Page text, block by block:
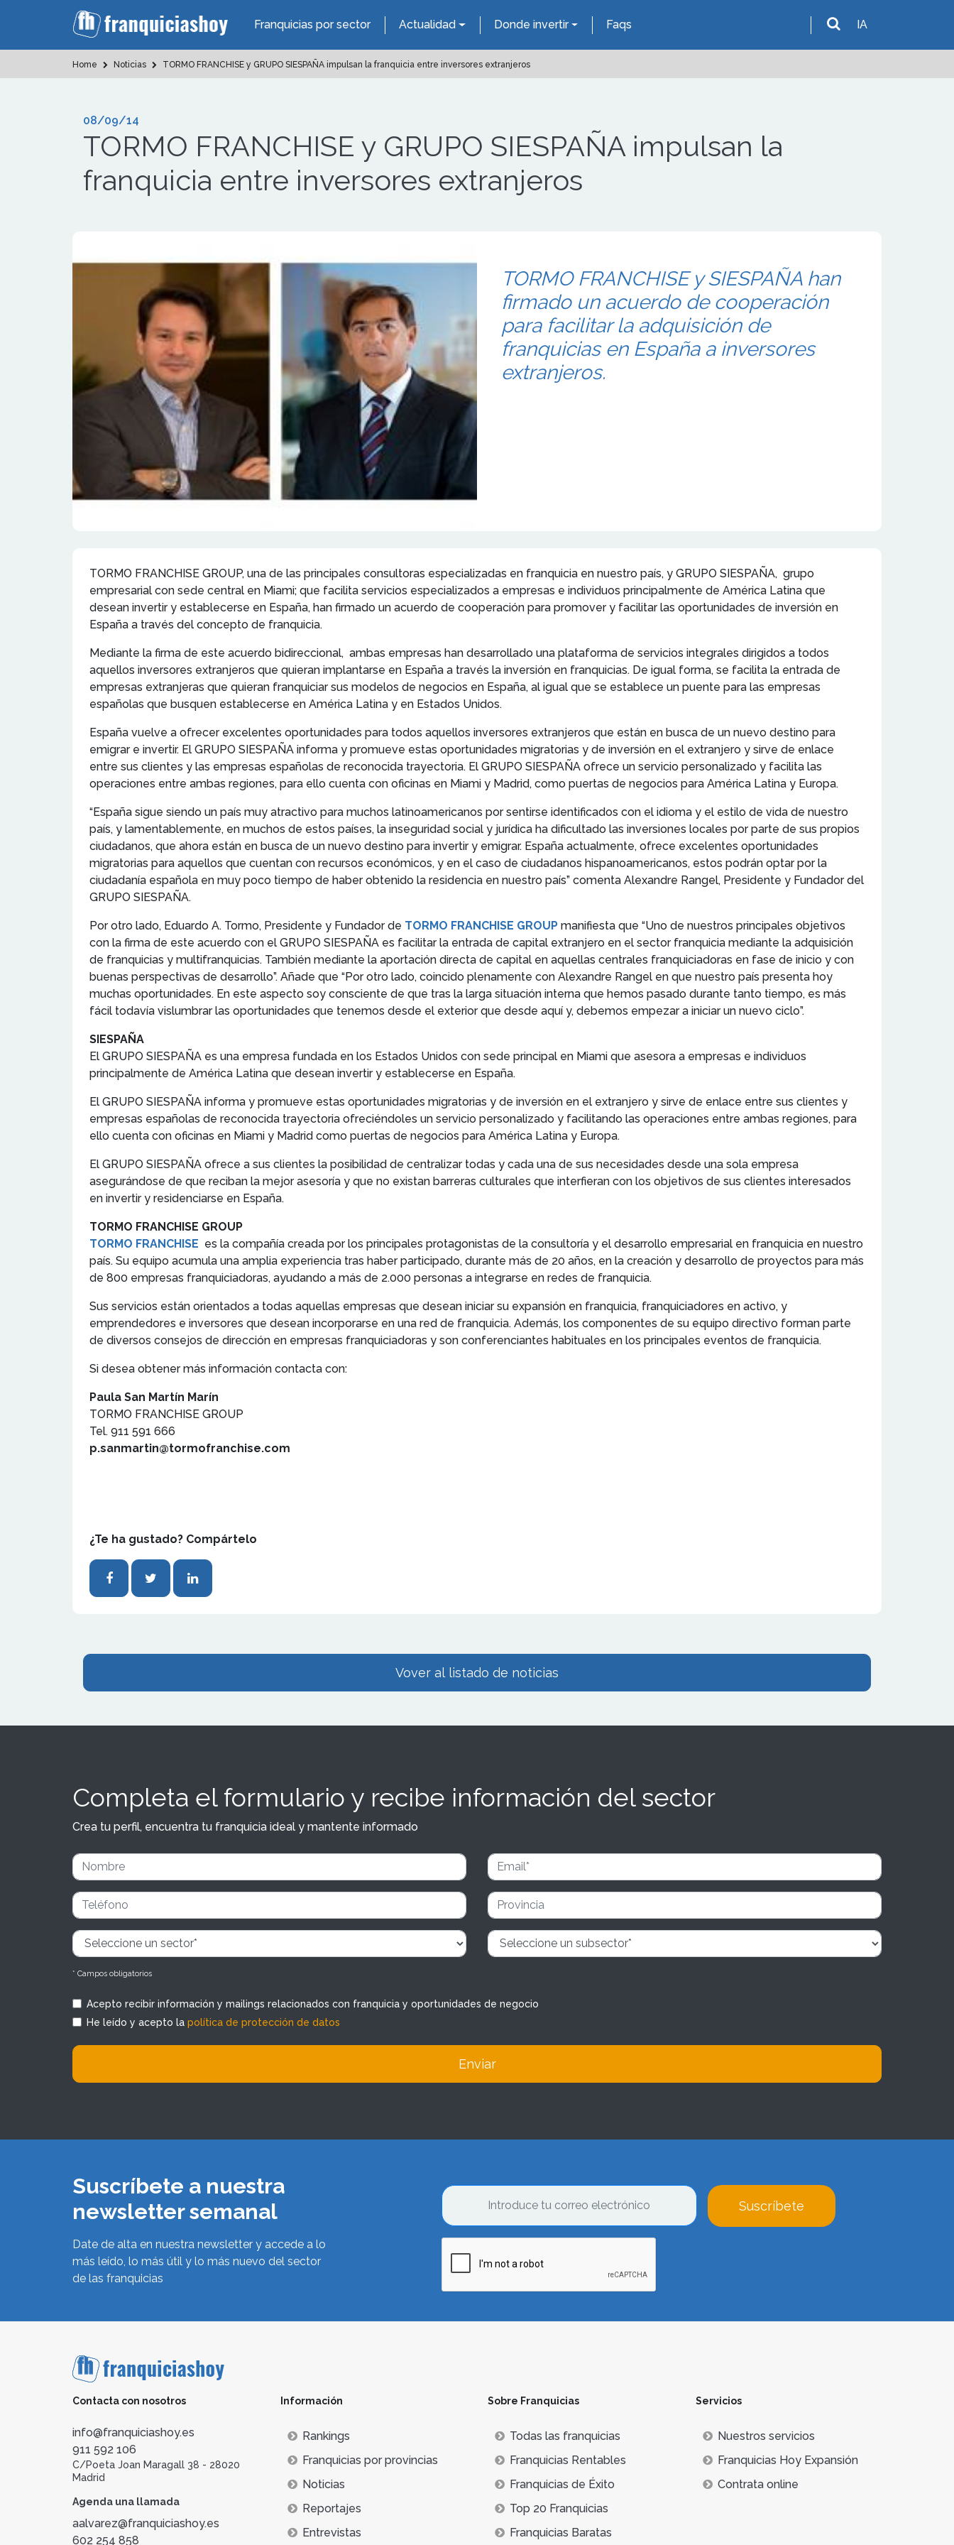
Franquicias por sector Actualidad Donde invertir Faqs IA
Home Noticias TORMO FRANCHISE y GRUPO SIESPAÑA impulsan la franquicia entre inversores extranjeros
08/09/14
TORMO FRANCHISE y GRUPO SIESPAÑA impulsan la
franquicia entre inversores extranjeros
TORMO FRANCHISE y SIESPAÑA han
firmado un acuerdo de cooperación
para facilitar la adquisición de
franquicias en España a inversores
extranjeros.
TORMO FRANCHISE GROUP, una de las principales consultoras especializadas en franquicia en nuestro país, y GRUPO SIESPAÑA, grupo
empresarial con sede central en Miami; que facilita servicios especializados a empresas e individuos principalmente de América Latina que
desean invertir y establecerse en España, han firmado un acuerdo de cooperación para promover y facilitar las oportunidades de inversión en
España a través del concepto de franquicia.
Mediante la firma de este acuerdo bidireccional, ambas empresas han desarrollado una plataforma de servicios integrales dirigidos a todos
aquellos inversores extranjeros que quieran implantarse en España a través la inversión en franquicias. De igual forma, se facilita la entrada de
empresas extranjeras que quieran franquiciar sus modelos de negocios en España, al igual que se establece un puente para las empresas
españolas que busquen establecerse en América Latina y en Estados Unidos.
España vuelve a ofrecer excelentes oportunidades para todos aquellos inversores extranjeros que están en busca de un nuevo destino para
emigrar e invertir. El GRUPO SIESPAÑA informa y promueve estas oportunidades migratorias y de inversión en el extranjero y sirve de enlace
entre sus clientes y las empresas españolas de reconocida trayectoria. El GRUPO SIESPAÑA ofrece un servicio personalizado y facilita las
operaciones entre ambas regiones, para ello cuenta con oficinas en Miami y Madrid, como puertas de negocios para América Latina y Europa.
“España sigue siendo un país muy atractivo para muchos latinoamericanos por sentirse identificados con el idioma y el estilo de vida de nuestro
país, y lamentablemente, en muchos de estos países, la inseguridad social y jurídica ha dificultado las inversiones locales por parte de sus propios
ciudadanos, que ahora están en busca de un nuevo destino para invertir y emigrar. España actualmente, ofrece excelentes oportunidades
migratorias para aquellos que cuentan con recursos económicos, y en el caso de ciudadanos hispanoamericanos, estos podrán optar por la
ciudadanía española en muy poco tiempo de haber obtenido la residencia en nuestro país” comenta Alexandre Rangel, Presidente y Fundador del
GRUPO SIESPAÑA.
Por otro lado, Eduardo A. Tormo, Presidente y Fundador de TORMO FRANCHISE GROUP manifiesta que “Uno de nuestros principales objetivos
con la firma de este acuerdo con el GRUPO SIESPAÑA es facilitar la entrada de capital extranjero en el sector franquicia mediante la adquisición
de franquicias y multifranquicias. También mediante la aportación directa de capital en aquellas centrales franquiciadoras en fase de inicio y con
buenas perspectivas de desarrollo”. Añade que “Por otro lado, coincido plenamente con Alexandre Rangel en que nuestro país presenta hoy
muchas oportunidades. En este aspecto soy consciente de que tras la larga situación interna que hemos pasado durante tanto tiempo, es más
fácil todavía vislumbrar las oportunidades que tenemos desde el exterior que desde aquí y, debemos empezar a iniciar un nuevo ciclo”.
SIESPAÑA
El GRUPO SIESPAÑA es una empresa fundada en los Estados Unidos con sede principal en Miami que asesora a empresas e individuos
principalmente de América Latina que desean invertir y establecerse en España.
El GRUPO SIESPAÑA informa y promueve estas oportunidades migratorias y de inversión en el extranjero y sirve de enlace entre sus clientes y
empresas españolas de reconocida trayectoria ofreciéndoles un servicio personalizado y facilitando las operaciones entre ambas regiones, para
ello cuenta con oficinas en Miami y Madrid como puertas de negocios para América Latina y Europa.
El GRUPO SIESPAÑA ofrece a sus clientes la posibilidad de centralizar todas y cada una de sus necesidades desde una sola empresa
asegurándose de que reciban la mejor asesoría y que no existan barreras culturales que interfieran con los objetivos de sus clientes interesados
en invertir y residenciarse en España.
TORMO FRANCHISE GROUP
TORMO FRANCHISE es la compañía creada por los principales protagonistas de la consultoría y el desarrollo empresarial en franquicia en nuestro
país. Su equipo acumula una amplia experiencia tras haber participado, durante más de 20 años, en la creación y desarrollo de proyectos para más
de 800 empresas franquiciadoras, ayudando a más de 2.000 personas a integrarse en redes de franquicia.
Sus servicios están orientados a todas aquellas empresas que desean iniciar su expansión en franquicia, franquiciadores en activo, y
emprendedores e inversores que desean incorporarse en una red de franquicia. Además, los componentes de su equipo directivo forman parte
de diversos consejos de dirección en empresas franquiciadoras y son conferenciantes habituales en los principales eventos de franquicia.
Si desea obtener más información contacta con:
Paula San Martín Marín
TORMO FRANCHISE GROUP
Tel. 911 591 666
p.sanmartin@tormofranchise.com
¿Te ha gustado? Compártelo
Vover al listado de noticias
Completa el formulario y recibe información del sector
Crea tu perfil, encuentra tu franquicia ideal y mantente informado
* Campos obligatorios
Acepto recibir información y mailings relacionados con franquicia y oportunidades de negocio
He leído y acepto la política de protección de datos
Enviar
Suscríbete a nuestra
newsletter semanal
Date de alta en nuestra newsletter y accede a lo
más leído, lo más útil y lo más nuevo del sector
de las franquicias
Suscríbete
Contacta con nosotros
info@franquiciashoy.es
911 592 106
C/Poeta Joan Maragall 38 - 28020
Madrid
Agenda una llamada
aalvarez@franquiciashoy.es
602 254 858
Información
Rankings
Franquicias por provincias
Noticias
Reportajes
Entrevistas
Sobre Franquicias
Todas las franquicias
Franquicias Rentables
Franquicias de Éxito
Top 20 Franquicias
Franquicias Baratas
Servicios
Nuestros servicios
Franquicias Hoy Expansión
Contrata online